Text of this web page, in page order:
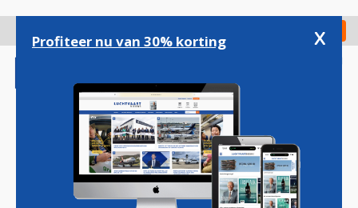
gaan
Check in
Magazine Podcasts Vacatures
Profiteer nu van 30% korting x